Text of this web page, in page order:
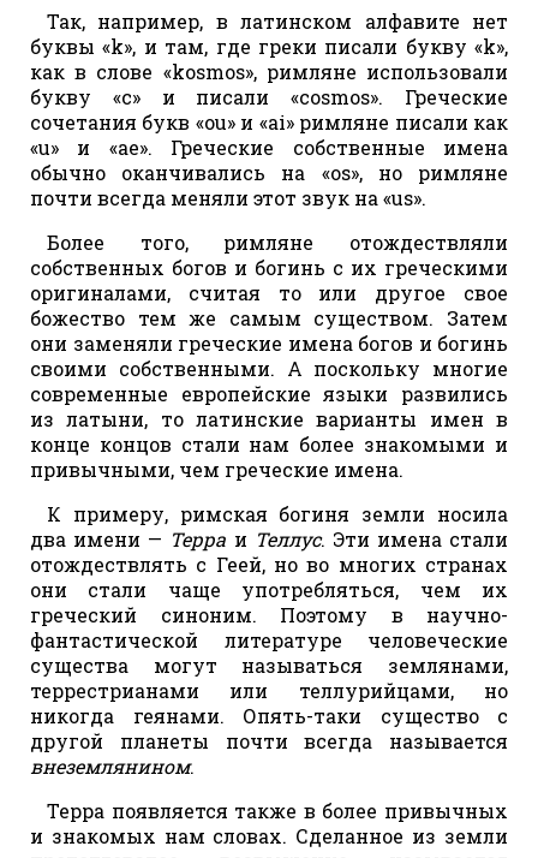
Так, например, в латинском алфавите нет
буквы «k», и там, где греки писали букву «k»,
как в слове «kosmos», римляне использовали
букву «c» и писали «cosmos». Греческие
сочетания букв «ou» и «аі» римляне писали как
«u» и «ae». Греческие собственные имена
обычно оканчивались на «os», но римляне
почти всегда меняли этот звук на «us».
Более того, римляне отождествляли
собственных богов и богинь с их греческими
оригиналами, считая то или другое свое
божество тем же самым существом. Затем
они заменяли греческие имена богов и богинь
своими собственными. А поскольку многие
современные европейские языки развились
из латыни, то латинские варианты имен в
конце концов стали нам более знакомыми и
привычными, чем греческие имена.
К примеру, римская богиня земли носила
два имени — Терра и Теллус. Эти имена стали
отождествлять с Геей, но во многих странах
они стали чаще употребляться, чем их
греческий синоним. Поэтому в научно-
фантастической литературе человеческие
существа могут называться землянами,
террестрианами или теллурийцами, но
никогда геянами. Опять-таки существо с
другой планеты почти всегда называется
внеземлянином.
Терра появляется также в более привычных
и знакомых нам словах. Сделанное из земли